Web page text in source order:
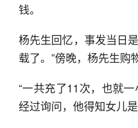
钱。
杨先生回忆，事发当日
载了。”傍晚，杨先生购
“一共充了11次，也就
经过询问，他得知女儿